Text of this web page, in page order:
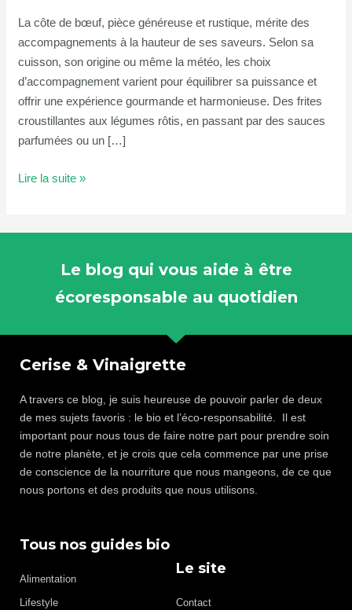
La côte de bœuf, pièce généreuse et rustique, mérite des
accompagnements à la hauteur de ses saveurs. Selon sa
cuisson, son origine ou même la météo, les choix
d’accompagnement varient pour équilibrer sa puissance et
offrir une expérience gourmande et harmonieuse. Des frites
croustillantes aux légumes rôtis, en passant par des sauces
parfumées ou un […]
Lire la suite »
Le blog qui vous aide à être
écoresponsable au quotidien
Cerise & Vinaigrette
A travers ce blog, je suis heureuse de pouvoir parler de deux
de mes sujets favoris : le bio et l’éco-responsabilité. Il est
important pour nous tous de faire notre part pour prendre soin
de notre planète, et je crois que cela commence par une prise
de conscience de la nourriture que nous mangeons, de ce que
nous portons et des produits que nous utilisons.
Tous nos guides bio
Alimentation
Lifestyle
Le site
Contact